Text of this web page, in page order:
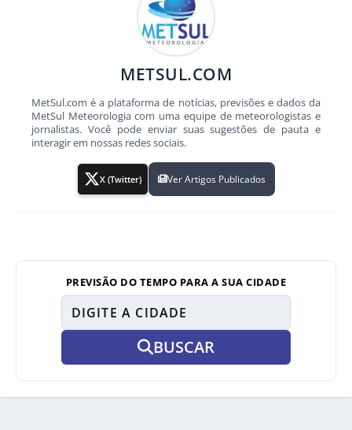
METSUL.COM
MetSul.com é a plataforma de notícias, previsões e dados da
MetSul Meteorologia com uma equipe de meteorologistas e
jornalistas. Você pode enviar suas sugestões de pauta e
interagir em nossas redes sociais.
X (Twitter) Ver Artigos Publicados
PREVISÃO DO TEMPO PARA A SUA CIDADE
BUSCAR